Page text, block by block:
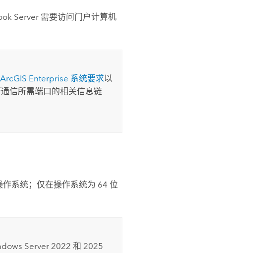
Server 需要访问门户计算机
ArcGIS Enterprise 系统要求以
信所需端口的相关信息链
系统；仅在操作系统为 64 位
Server2022 和 2025